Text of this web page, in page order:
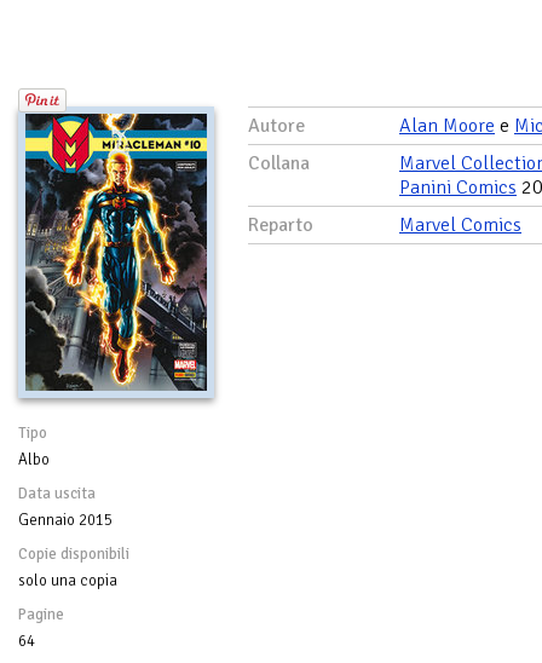
Tipo
Albo
Data uscita
Gennaio 2015
Copie disponibili
solo una copia
Pagine
64
Autore Alan Moore e
Collana
Marvel
Panini Comics
Reparto
Marvel Comics